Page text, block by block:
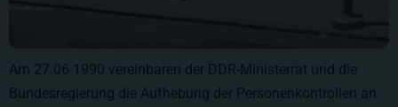
Am 27.06.1990 vereinbaren der DDR-Ministerrat und die
Bundesregierung die Aufhebung der Personenkontrollen an